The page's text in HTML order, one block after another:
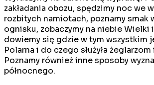
zakładania obozu, spędzimy noc we
rozbitych namiotach, poznamy smak
ognisku, zobaczymy na niebie Wielki i
dowiemy się gdzie w tym wszystkim
Polarna i do czego służyła
Poznamy również inne sposoby
północnego.